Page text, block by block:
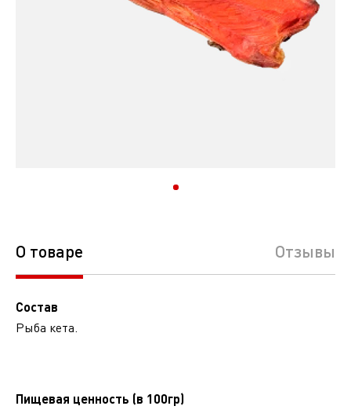
О товаре Отзывы
Состав
Рыба кета.
Пищевая ценность (в 100гр)